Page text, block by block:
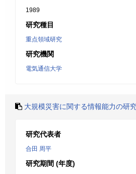
1989
研究種目
重点領域研究
研究機関
電気通信大学
大規模災害に関する情報能力の研
研究代表者
合田 周平
研究期間 (年度)